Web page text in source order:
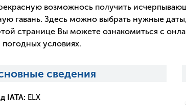
возможнось получить
гавань. Здесь можно выбрать нужные
странице Вы можете ознакомиться с
условиях.
сведения
IATA: ELX